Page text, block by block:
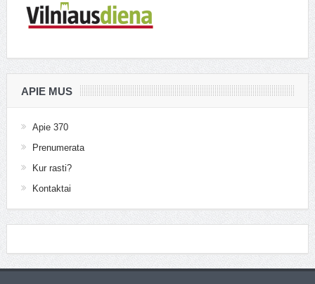
APIE MUS
Apie 370
Prenumerata
Kur rasti?
Kontaktai